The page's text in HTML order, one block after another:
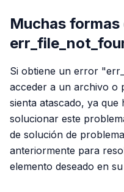
Muchas
Si obtiene un error
acceder a un archivo o
sienta atascado, ya que
solucionar este
de solución de
anteriormente para
elemento deseado en